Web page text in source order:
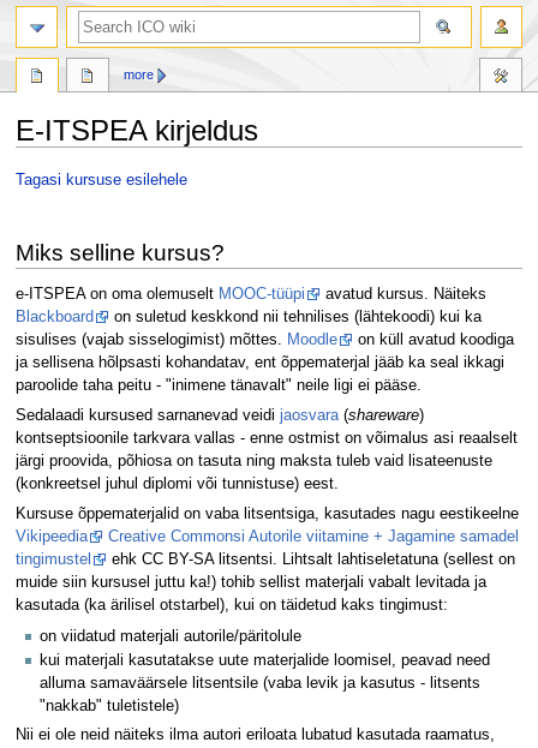
E-ITSPEA kirjeldus
Jump
Jump
Tagasi kursuse esilehele
Miks selline kursus?
e-ITSPEA on oma olemuselt MOOC-tüüpi
avatud kursus. Näiteks
Blackboard
on suletud keskkond nii tehnilises (lähtekoodi) kui ka
sisulises (vajab sisselogimist) mõttes.
Moodle
on küll avatud koodiga
ja sellisena hõlpsasti kohandatav, ent õppematerjal jääb ka seal ikkagi
paroolide taha peitu - "inimene tänavalt" neile ligi ei pääse.
Sedalaadi kursused sarnanevad veidi jaosvara(shareware)
kontseptsioonile tarkvara vallas - enne ostmist on võimalus asi reaalselt
järgi proovida, põhiosa on tasuta ning maksta tuleb vaid lisateenuste
(konkreetsel juhul diplomi või tunnistuse) eest.
Kursuse õppematerjalid on vaba litsentsiga, kasutades nagu eestikeelne
Vikipeedia
Creative Commonsi Autorile viitamine + Jagamine samadel
tingimustel
ehk CC BY-SA litsentsi. Lihtsalt lahtiseletatuna (sellest on
muide siin kursusel juttu ka!) tohib sellist materjali vabalt levitada ja
kasutada (ka ärilisel otstarbel), kui on täidetud kaks tingimust:
on viidatud materjali autorile/päritolule
kui materjali kasutatakse uute materjalide loomisel, peavad need
alluma samaväärsele litsentsile (vaba levik ja kasutus - litsents
"nakkab" tuletistele)
Nii ei ole neid näiteks ilma autori eriloata lubatud kasutada raamatus,
more
search